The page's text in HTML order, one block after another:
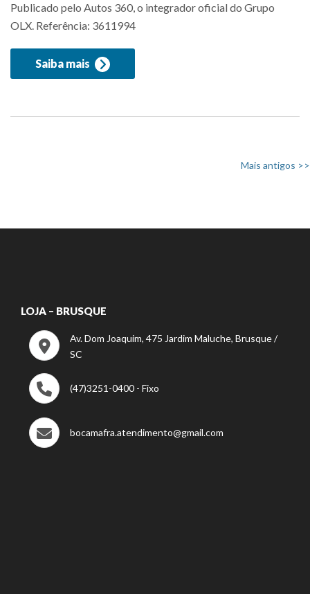
Publicado pelo Autos 360, o integrador oficial do Grupo
OLX. Referência: 3611994
Saiba mais
Mais antigos >>
LOJA – BRUSQUE
Av. Dom Joaquim, 475 Jardim Maluche, Brusque /
SC
(47)3251-0400 - Fixo
bocamafra.atendimento@gmail.com